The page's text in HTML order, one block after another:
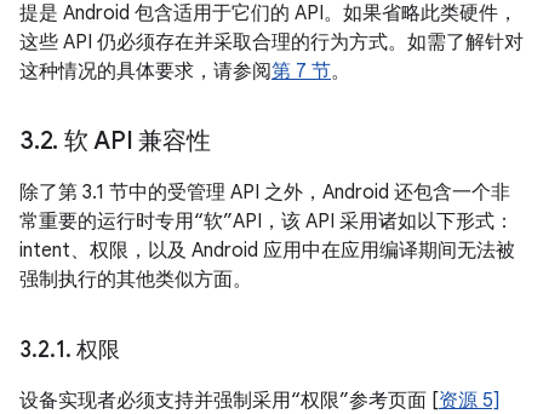
提是 Android 包含适用于它们的 API。如果省略此类硬件，
这些 API 仍必须存在并采取合理的行为方式。如需了解针对
这种情况的具体要求，请参阅第 7 节。
3.2. 软 API 兼容性
除了第 3.1 节中的受管理 API 之外，Android 还包含一个非
常重要的运行时专用“软”API，该 API 采用诸如以下形式：
intent、权限，以及 Android 应用中在应用编译期间无法被
强制执行的其他类似方面。
3.2.1. 权限
设备实现者必须支持并强制采用“权限”参考页面 [资源 5]